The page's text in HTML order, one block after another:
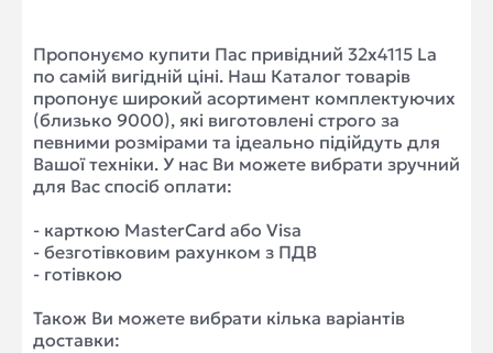
Пропонуємо купити Пас привідний 32x4115 La
по самій вигідній ціні. Наш Каталог товарів
пропонує широкий асортимент комплектуючих
(близько 9000), які виготовлені строго за
певними розмірами та ідеально підійдуть для
Вашої техніки. У нас Ви можете вибрати зручний
для Вас спосіб оплати:
- карткою MasterCard або Visa
- безготівковим рахунком з ПДВ
- готівкою
Також Ви можете вибрати кілька варіантів
доставки: